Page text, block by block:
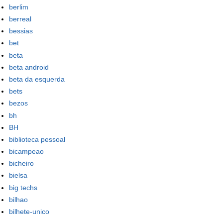
berlim
berreal
bessias
bet
beta
beta android
beta da esquerda
bets
bezos
bh
BH
biblioteca pessoal
bicampeao
bicheiro
bielsa
big techs
bilhao
bilhete-unico